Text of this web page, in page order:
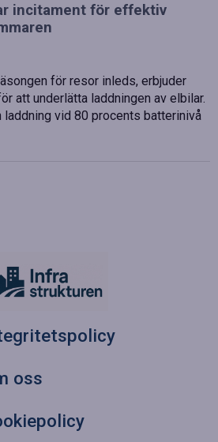
incitament för effektiv
för resor inleds, erbjuder
att underlätta laddningen av elbilar.
laddning vid 80 procents batterinivå
oss